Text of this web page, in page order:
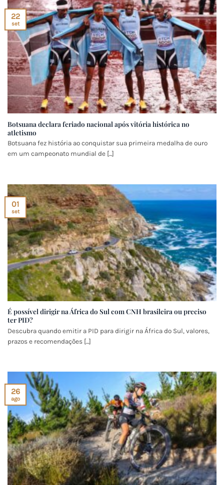
Botsuana declara feriado nacional após vitória histórica no
atletismo
Botsuana fez história ao conquistar sua primeira medalha de ouro
em um campeonato mundial de [...]
22
set
É possível dirigir na África do Sul com CNH brasileira ou preciso
ter PID?
Descubra quando emitir a PID para dirigir na África do Sul, valores,
prazos e recomendações [...]
01
set
26
ago